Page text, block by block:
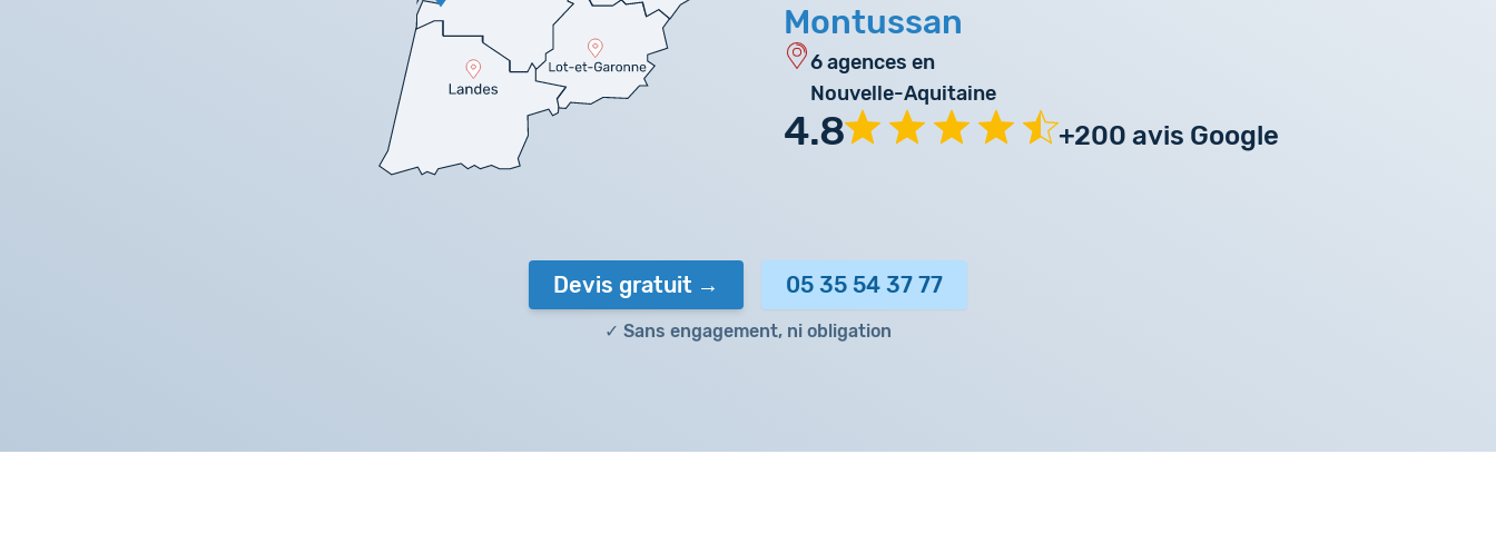
Montussan
6 agences en
Nouvelle-Aquitaine
4.8 +200 avis Google
Devis gratuit 05 35 54 37 77
✓ Sans engagement, ni obligation